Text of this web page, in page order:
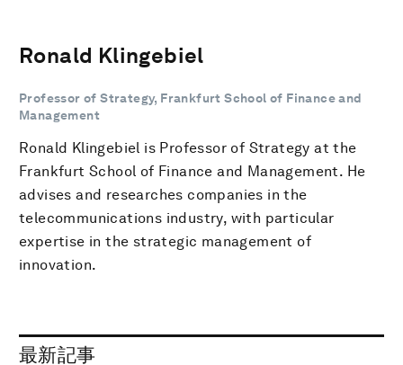
Ronald Klingebiel
Professor of Strategy, Frankfurt School of Finance and
Management
Ronald Klingebiel is Professor of Strategy at the
Frankfurt School of Finance and Management. He
advises and researches companies in the
telecommunications industry, with particular
expertise in the strategic management of
innovation.
最新記事